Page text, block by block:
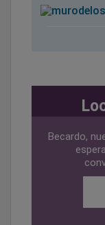
Becardo,